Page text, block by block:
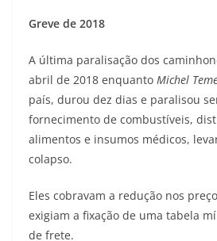
Greve de 2018
A última paralisação dos
abril de 2018 enquanto Michel
país, durou dez dias e paralisou
fornecimento de combustíveis,
alimentos e insumos médicos,
colapso.
Eles cobravam a redução nos
exigiam a fixação de uma tabela
de frete.